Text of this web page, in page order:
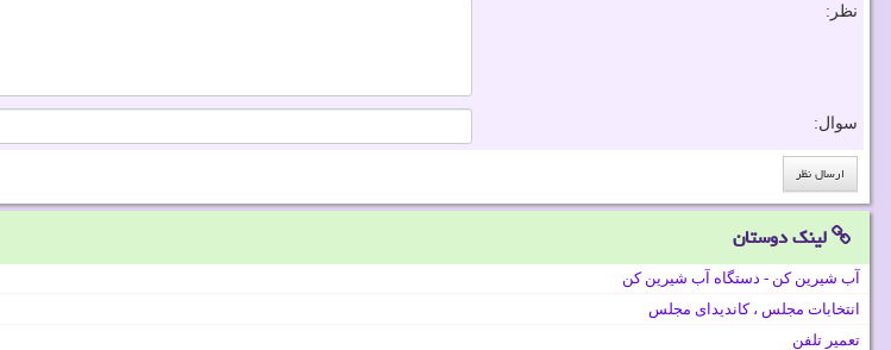
نظر:
سوال:
لینک دوستان
آب شیرین کن - دستگاه آب شیرین کن
انتخابات مجلس ، کاندیدای مجلس
تعمیر تلفن